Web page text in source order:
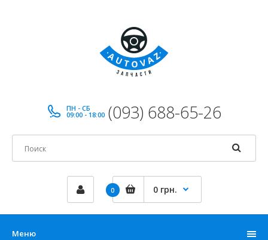
ПН - СБ
09:00 - 18:00 (093) 688-65-26
0 0 грн.
Меню